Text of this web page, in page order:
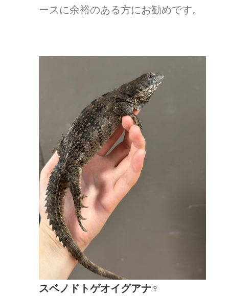
ースに余裕のある方にお勧めです。
スベノドトゲオイグアナ♀